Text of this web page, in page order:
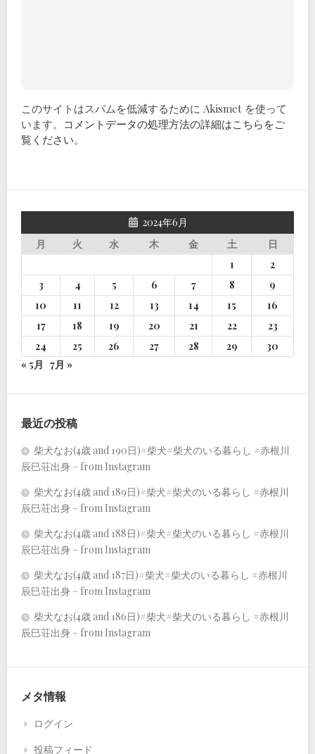
このサイトはスパムを低減するために Akismet を使って
います。 コメントデータの処理方法の詳細はこちらをご
覧ください。
2024年6月
月
火 水 木 金 土
日
1
2
3
4 5 6 7 8
9
10
11 12 13 14 15
16
17
18 19 20 21 22
23
24
25 26 27 28 29
30
« 5月 7月 »
最近の投稿
柴犬なお(4歳 and 190日)#柴犬#柴犬のいる暮らし #赤根川
辰巳荘出身 – from Instagram
柴犬なお(4歳 and 189日)#柴犬#柴犬のいる暮らし #赤根川
辰巳荘出身 – from Instagram
柴犬なお(4歳 and 188日)#柴犬#柴犬のいる暮らし #赤根川
辰巳荘出身 – from Instagram
柴犬なお(4歳 and 187日)#柴犬#柴犬のいる暮らし #赤根川
辰巳荘出身 – from Instagram
柴犬なお(4歳 and 186日)#柴犬#柴犬のいる暮らし #赤根川
辰巳荘出身 – from Instagram
メタ情報
ログイン
投稿フィード